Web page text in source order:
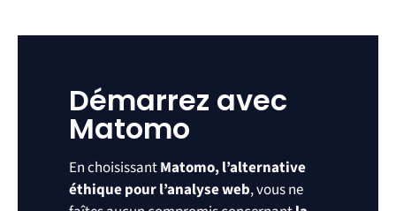
Démarrez avec
Matomo
En choisissantMatomo, l’alternative
éthique pour l’analyse web, vous ne